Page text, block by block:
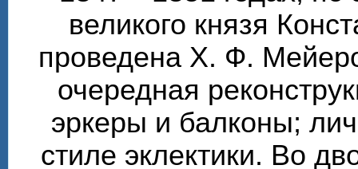
великого князя
проведена Х. Ф.
очередная
эркеры и балконы;
стиле эклектики. Во